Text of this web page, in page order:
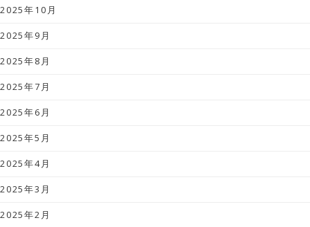
2025年10月
2025年9月
2025年8月
2025年7月
2025年6月
2025年5月
2025年4月
2025年3月
2025年2月